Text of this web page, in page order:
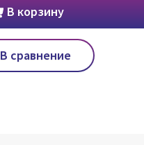
В корзину
В сравнение